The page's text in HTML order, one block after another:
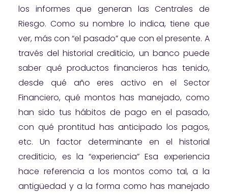
los informes que generan las Centrales de
Riesgo. Como su nombre lo indica, tiene que
ver, más con “el pasado” que con el presente. A
través del historial crediticio, un banco puede
saber qué productos financieros has tenido,
desde qué año eres activo en el Sector
Financiero, qué montos has manejado, como
han sido tus hábitos de pago en el pasado,
con qué prontitud has anticipado los pagos,
etc. Un factor determinante en el historial
crediticio, es la “experiencia” Esa experiencia
hace referencia a los montos como tal, a la
antigüedad y a la forma como has manejado